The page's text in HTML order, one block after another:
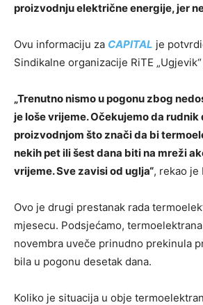
proizvodnju električne energije, jer
Ovu informaciju za CAPITAL je
Sindikalne organizacije RiTE
„Trenutno nismo u pogonu zbog
je loše vrijeme. Očekujemo da rudnik
proizvodnjom što znači da bi
nekih pet ili šest dana biti na mreži
vrijeme. Sve zavisi od uglja“, rekao je
Ovo je drugi prestanak rada
mjesecu. Podsjećamo,
novembra uveče prinudno prekinula
bila u pogonu desetak dana.
Koliko je situacija u obje